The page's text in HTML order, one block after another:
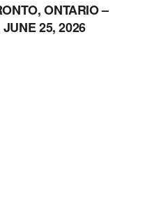
ONTARIO –
25, 2026